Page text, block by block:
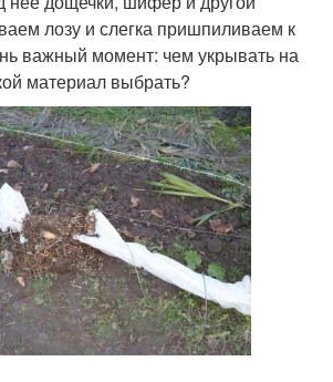
лозу и слегка пришпиливаем к
важный момент: чем укрывать на
материал выбрать?